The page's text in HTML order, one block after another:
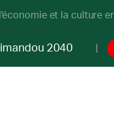
et la culture
2040